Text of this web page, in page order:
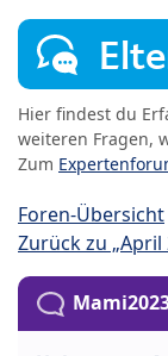
Hier findest du
weiteren Fragen,
Zum
Foren-Übersicht
Zurück zu „April